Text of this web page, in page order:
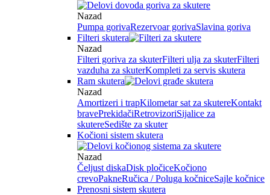
Nazad
Pumpa gorivaRezervoar gorivaSlavina goriva
Filteri skutera
Nazad
Filteri goriva za skuterFilteri ulja za skuterFilteri
vazduha za skuterKompleti za servis skutera
Ram skutera
Nazad
Amortizeri i trapKilometar sat za skutereKontakt
bravePrekidačiRetrovizoriSijalice za
skutereSedište za skuter
Kočioni sistem skutera
Nazad
Čeljust diskaDisk pločiceKočiono
crevoPakneRučica / Poluga kočniceSajle kočnice
Prenosni sistem skutera